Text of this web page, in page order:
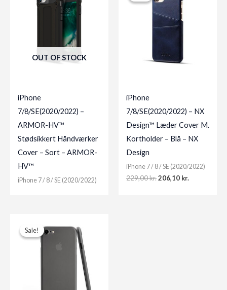
OUT OF STOCK
iPhone
7/8/SE(2020/2022) –
ARMOR-HV™
Stødsikkert Håndværker
Cover – Sort – ARMOR-
HV™
iPhone 7 / 8 / SE (2020/2022)
iPhone
7/8/SE(2020/2022) – NX
Design™ Læder Cover M.
Kortholder – Blå – NX
Design
iPhone 7 / 8 / SE (2020/2022)
229,00kr.Original
206,10 kr.
Sale!
Sale!